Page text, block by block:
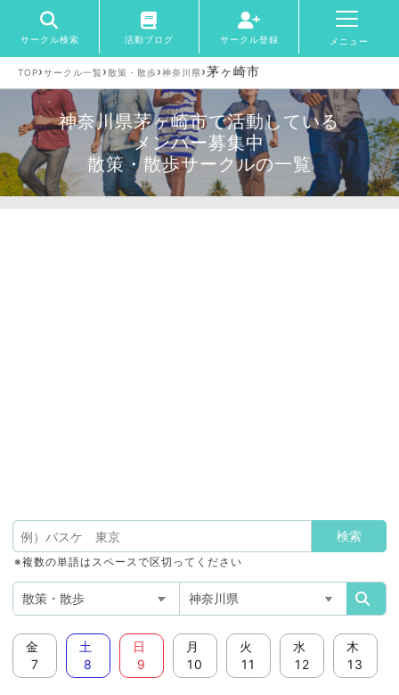
サークル検索 活動ブログ サークル登録 メニュー
TOP›サークル一覧 ›散策・散歩›神奈川県›茅ヶ崎市
神奈川県茅ヶ崎市で活動している
メンバー募集中
散策・散歩サークルの一覧
※複数の単語はスペースで区切ってください
金
7
土
8
日
9
月
10
火
11
水
12
木
13